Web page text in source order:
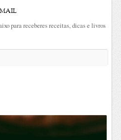
para receberes receitas, dicas e livros